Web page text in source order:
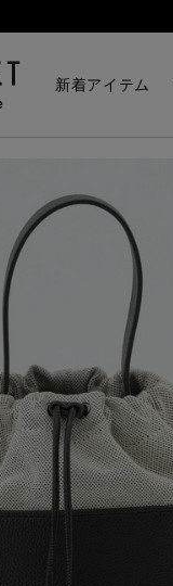
新着アイテム